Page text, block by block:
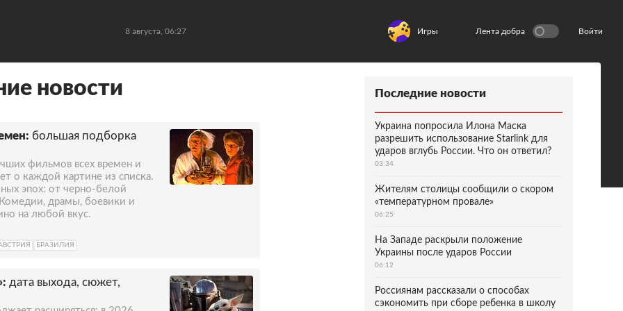
8 августа, 06:27 Игры Лента добра Войти
новости
большая подборка
фильмов всех времен и
о каждой картине из списка.
эпох: от черно-белой
драмы, боевики и
на любой вкус.
БРАЗИЛИЯ
дата выхода, сюжет,
Последние новости
Украина попросила Илона Маска
разрешить использование Starlink для
ударов вглубь России. Что он ответил?
03:34
Жителям столицы сообщили о скором
«температурном провале»
06:25
На Западе раскрыли положение
Украины после ударов России
06:12
Россиянам рассказали о способах
сэкономить при сборе ребенка в школу